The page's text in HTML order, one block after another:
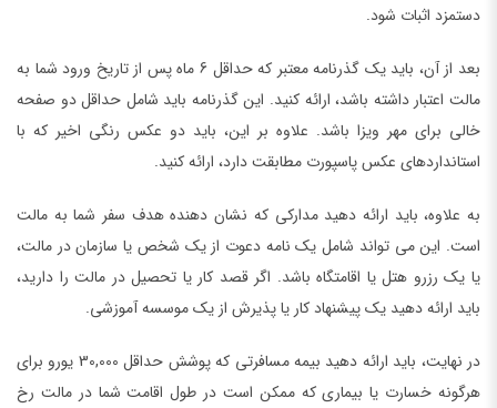
دستمزد اثبات شود.
بعد از آن، باید یک گذرنامه معتبر که حداقل 6 ماه پس از تاریخ ورود شما به
مالت اعتبار داشته باشد، ارائه کنید. این گذرنامه باید شامل حداقل دو صفحه
خالی برای مهر ویزا باشد. علاوه بر این، باید دو عکس رنگی اخیر که با
استانداردهای عکس پاسپورت مطابقت دارد، ارائه کنید.
به علاوه، باید ارائه دهید مدارکی که نشان دهنده هدف سفر شما به مالت
است. این می تواند شامل یک نامه دعوت از یک شخص یا سازمان در مالت،
یا یک رزرو هتل یا اقامتگاه باشد. اگر قصد کار یا تحصیل در مالت را دارید،
باید ارائه دهید یک پیشنهاد کار یا پذیرش از یک موسسه آموزشی.
در نهایت، باید ارائه دهید بیمه مسافرتی که پوشش حداقل 30,000 یورو برای
هرگونه خسارت یا بیماری که ممکن است در طول اقامت شما در مالت رخ